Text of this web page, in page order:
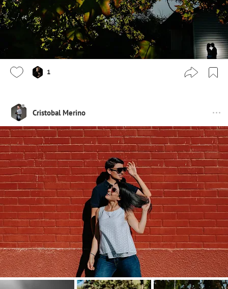
1
Cristobal Merino